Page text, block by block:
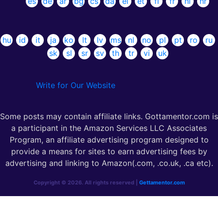
hu id it ja ko lt lv ms nl no pl pt ro
ru
sk
sl sr sv th tr vi uk
Write for Our Website
Some posts may contain affiliate links. Gottamentor.com is
a participant in the Amazon Services LLC Associates
Program, an affiliate advertising program designed to
provide a means for sites to earn advertising fees by
advertising and linking to Amazon(.com, .co.uk, .ca etc).
Copyright © 2026. All rights reserved | Gettamentor.com